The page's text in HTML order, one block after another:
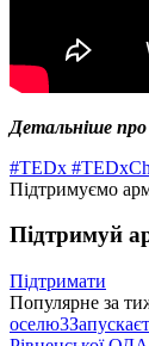
Детальніше
#TEDx
Підтримуємо
Підтримуй
Підтримати
Популярне за
оселю3